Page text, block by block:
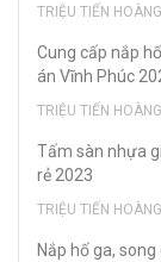
TRIỆU TIẾN
Cung cấp nắp
án Vĩnh Phúc
TRIỆU TIẾN
Tấm sàn nhựa
rẻ 2023
TRIỆU TIẾN
Nắp hố ga,